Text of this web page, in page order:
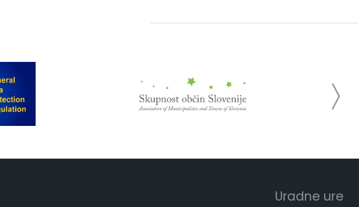
Uradne ure